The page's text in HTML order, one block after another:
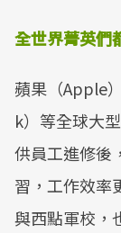
全世界菁英們
蘋果（Apple
k）等全球大
供員工進修後
習，工作效率
與西點軍校，